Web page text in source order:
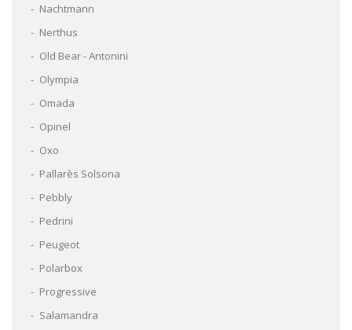
Nachtmann
Nerthus
Old Bear - Antonini
Olympia
Omada
Opinel
Oxo
Pallarès Solsona
Pebbly
Pedrini
Peugeot
Polarbox
Progressive
Salamandra